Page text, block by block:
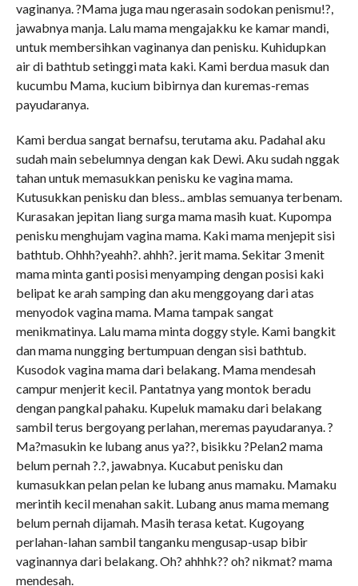
vaginanya. ?Mama juga mau ngerasain sodokan penismu!?,
jawabnya manja. Lalu mama mengajakku ke kamar mandi,
untuk membersihkan vaginanya dan penisku. Kuhidupkan
air di bathtub setinggi mata kaki. Kami berdua masuk dan
kucumbu Mama, kucium bibirnya dan kuremas-remas
payudaranya.
Kami berdua sangat bernafsu, terutama aku. Padahal aku
sudah main sebelumnya dengan kak Dewi. Aku sudah nggak
tahan untuk memasukkan penisku ke vagina mama.
Kutusukkan penisku dan bless.. amblas semuanya terbenam.
Kurasakan jepitan liang surga mama masih kuat. Kupompa
penisku menghujam vagina mama. Kaki mama menjepit sisi
bathtub. Ohhh?yeahh?. ahhh?. jerit mama. Sekitar 3 menit
mama minta ganti posisi menyamping dengan posisi kaki
belipat ke arah samping dan aku menggoyang dari atas
menyodok vagina mama. Mama tampak sangat
menikmatinya. Lalu mama minta doggy style. Kami bangkit
dan mama nungging bertumpuan dengan sisi bathtub.
Kusodok vagina mama dari belakang. Mama mendesah
campur menjerit kecil. Pantatnya yang montok beradu
dengan pangkal pahaku. Kupeluk mamaku dari belakang
sambil terus bergoyang perlahan, meremas payudaranya. ?
Ma?masukin ke lubang anus ya??, bisikku ?Pelan2 mama
belum pernah ?.?, jawabnya. Kucabut penisku dan
kumasukkan pelan pelan ke lubang anus mamaku. Mamaku
merintih kecil menahan sakit. Lubang anus mama memang
belum pernah dijamah. Masih terasa ketat. Kugoyang
perlahan-lahan sambil tanganku mengusap-usap bibir
vaginannya dari belakang. Oh? ahhhk?? oh? nikmat? mama
mendesah.